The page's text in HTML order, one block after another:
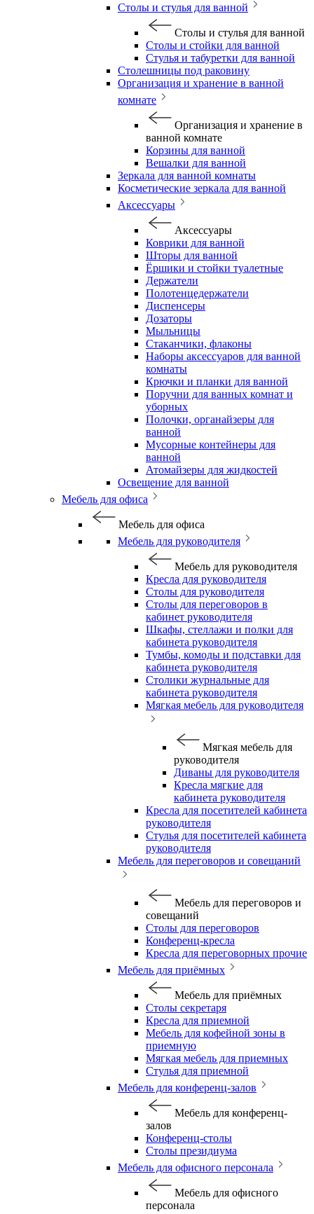
Столы и стулья для ванной
Столы и стулья для ванной
Столы и стойки для ванной
Стулья и табуретки для ванной
Столешницы под раковину
Организация и хранение в ванной
комнате
Организация и хранение в
ванной комнате
Корзины для ванной
Вешалки для ванной
Зеркала для ванной комнаты
Косметические зеркала для ванной
Аксессуары
Аксессуары
Коврики для ванной
Шторы для ванной
Ёршики и стойки туалетные
Держатели
Полотенцедержатели
Диспенсеры
Дозаторы
Мыльницы
Стаканчики, флаконы
Наборы аксессуаров для ванной
комнаты
Крючки и планки для ванной
Поручни для ванных комнат и
уборных
Полочки, органайзеры для
ванной
Мусорные контейнеры для
ванной
Атомайзеры для жидкостей
Освещение для ванной
Мебель для офиса
Мебель для офиса
Мебель для руководителя
Мебель для руководителя
Кресла для руководителя
Столы для руководителя
Столы для переговоров в
кабинет руководителя
Шкафы, стеллажи и полки для
кабинета руководителя
Тумбы, комоды и подставки для
кабинета руководителя
Столики журнальные для
кабинета руководителя
Мягкая мебель для руководителя
Мягкая мебель для
руководителя
Диваны для руководителя
Кресла мягкие для
кабинета руководителя
Кресла для посетителей кабинета
руководителя
Стулья для посетителей кабинета
руководителя
Мебель для переговоров и совещаний
Мебель для переговоров и
совещаний
Столы для переговоров
Конференц-кресла
Кресла для переговорных прочие
Мебель для приёмных
Мебель для приёмных
Столы секретаря
Кресла для приемной
Мебель для кофейной зоны в
приемную
Мягкая мебель для приемных
Стулья для приемной
Мебель для конференц-залов
Мебель для конференц-
залов
Конференц-столы
Столы президиума
Мебель для офисного персонала
Мебель для офисного
персонала